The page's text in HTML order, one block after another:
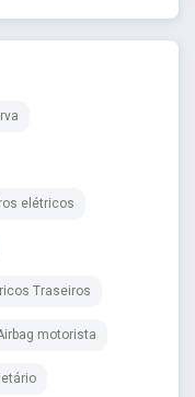
elétricos
Traseiros
motorista